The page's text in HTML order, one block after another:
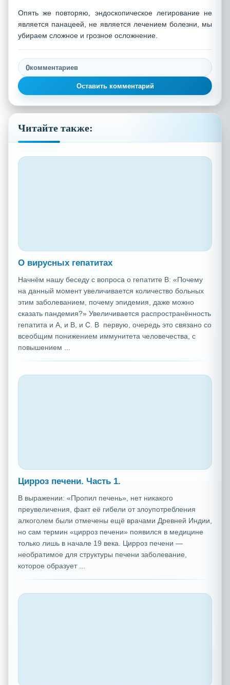
Опять же повторяю, эндоскопическое легирование не
является панацеей, не является лечением болезни, мы
убираем сложное и грозное осложнение.
0комментариев
Оставить комментарий
Читайте также:
О вирусных гепатитах
Начнём нашу беседу с вопроса о гепатите В: «Почему
на данный момент увеличивается количество больных
этим заболеванием, почему эпидемия, даже можно
сказать пандемия?» Увеличивается распространённость
гепатита и А, и В, и С. В первую, очередь это связано со
всеобщим понижением иммунитета человечества, с
повышением ...
Цирроз печени. Часть 1.
В выражении: «Пропил печень», нет никакого
преувеличения, факт её гибели от злоупотребления
алкоголем были отмечены ещё врачами Древней Индии,
но сам термин «цирроз печени» появился в медицине
только лишь в начале 19 века. Цирроз печени —
необратимое для структуры печени заболевание,
которое образует ...